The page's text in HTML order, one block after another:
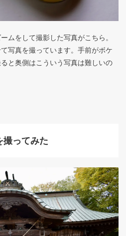
ムをして撮影した写真がこちら。
写真を撮っています。手前がボケ
と奥側はこういう写真は難しいの
撮ってみた